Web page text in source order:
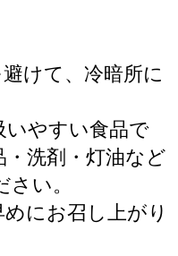
けて、冷暗所に
やすい食品で
洗剤・灯油など
い。
にお召し上がり